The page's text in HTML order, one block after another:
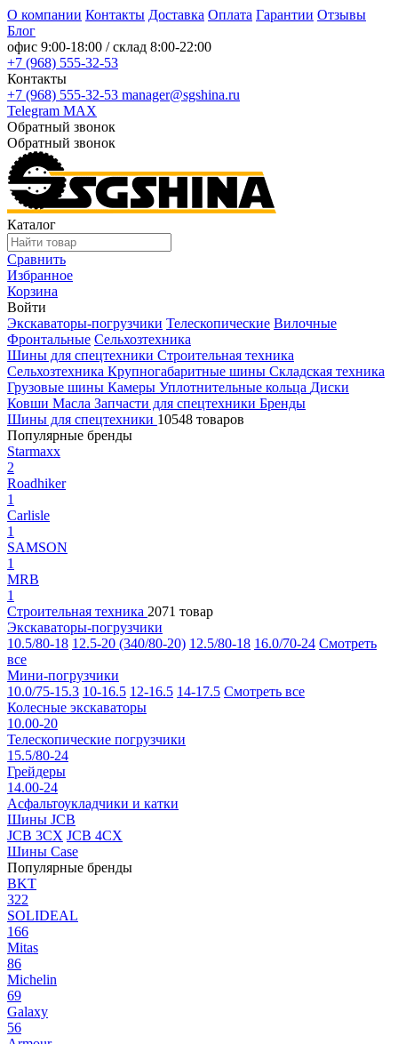
О компании Контакты Доставка Оплата Гарантии Отзывы
Блог
офис 9:00-18:00 / склад 8:00-22:00
+7 (968) 555-32-53
Контакты
+7 (968) 555-32-53 manager@sgshina.ru
Telegram MAX
Обратный звонок
Обратный звонок
Каталог
Сравнить
Избранное
Корзина
Войти
Экскаваторы-погрузчики Телескопические Вилочные
Фронтальные Сельхозтехника
Шины для спецтехники Строительная техника
Сельхозтехника Крупногабаритные шины Складская техника
Грузовые шины Камеры Уплотнительные кольца Диски
Ковши Масла Запчасти для спецтехники Бренды
Шины для спецтехники 10548 товаров
Популярные бренды
Starmaxx
2
Roadhiker
1
Carlisle
1
SAMSON
1
MRB
1
Строительная техника 2071 товар
Экскаваторы-погрузчики
10.5/80-18 12.5-20 (340/80-20) 12.5/80-18 16.0/70-24 Смотреть
все
Мини-погрузчики
10.0/75-15.3 10-16.5 12-16.5 14-17.5 Смотреть все
Колесные экскаваторы
10.00-20
Телескопические погрузчики
15.5/80-24
Грейдеры
14.00-24
Асфальтоукладчики и катки
Шины JCB
JCB 3CX JCB 4CX
Шины Case
Популярные бренды
BKT
322
SOLIDEAL
166
Mitas
86
Michelin
69
Galaxy
56